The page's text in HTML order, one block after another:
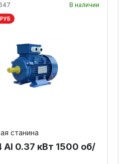
В наличии
станина
Al 0.37 кВт 1500 об/